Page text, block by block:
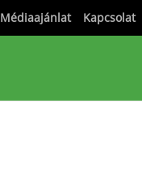
Médiaajánlat Kapcsolat